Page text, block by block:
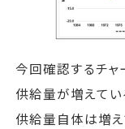
今回確認するチャ
供給量が増えてい
供給量自体は増え